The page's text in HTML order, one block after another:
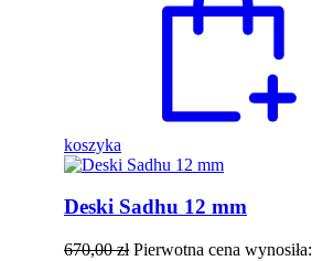
koszyka
Deski Sadhu 12 mm
670,00zł Pierwotna cena wynosiła: